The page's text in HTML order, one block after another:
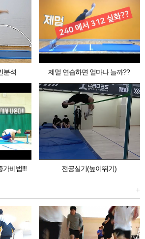
분석 제멀 연습하면 얼마나 늘까??
가비법!!! 전공실기(높이뛰기)
+